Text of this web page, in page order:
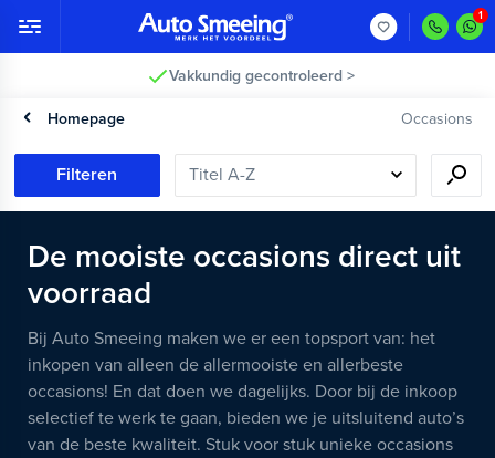
Vakkundig gecontroleerd >
Homepage Occasions
Filteren
De mooiste occasions direct uit
voorraad
Bij Auto Smeeing maken we er een topsport van: het
inkopen van alleen de allermooiste en allerbeste
occasions! En dat doen we dagelijks. Door bij de inkoop
selectief te werk te gaan, bieden we je uitsluitend auto’s
van de beste kwaliteit. Stuk voor stuk unieke occasions